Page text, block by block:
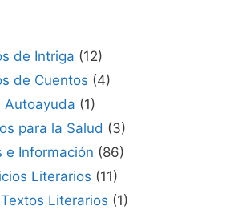
de Intriga (12)
de Cuentos (4)
Autoayuda (1)
para la Salud (3)
e Información (86)
Literarios (11)
Literarios (1)